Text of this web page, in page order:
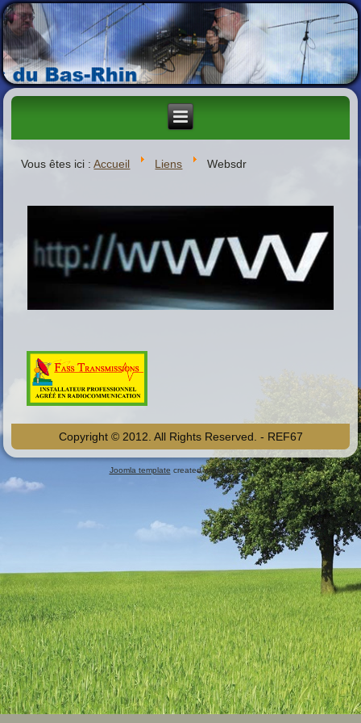
Vous êtes ici :Accueil Liens Websdr
Copyright © 2012. All Rights Reserved. - REF67
Joomla template created with Artisteer.